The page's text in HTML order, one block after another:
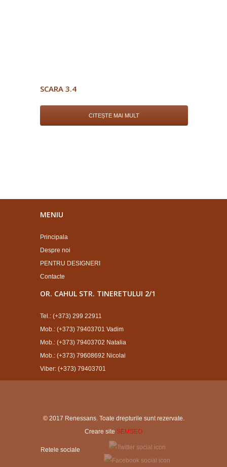
SCARA 3.4
CITEȘTE MAI MULT
MENIU
Principala
Despre noi
PENTRU DESIGNERI
Contacte
OR. CAHUL STR. TINERETULUI 2/1
Tel.: (+373) 299 22911
Mob.: (+373) 79403701 Vadim
Mob.: (+373) 79403702 Natalia
Mob.: (+373) 79608692 Nicolai
Viber: (+373) 79403701
© 2017 Renessans. Toate drepturile sunt rezervate.
Creare site SEMSEO
Retele sociale